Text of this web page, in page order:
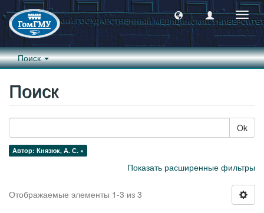
Поиск
Поиск
Ok
Автор: Князюк, А. С. ×
Показать расширенные фильтры
Отображаемые элементы 1-3 из 3